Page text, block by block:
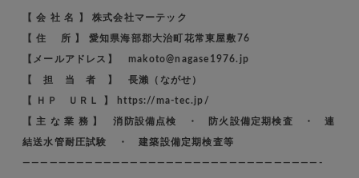
【 会 社 名 】 株式会社マーテック
【 住 所 】 愛知県海部郡大治町花常東屋敷76
【メールアドレス】 makoto@nagase1976.jp
【 担 当 者 】 長瀨（ながせ）
【 ＨＰ ＵＲＬ 】 https://ma-tec.jp/
【 主 な 業 務 】 消防設備点検 ・ 防火設備定期検査 ・ 連
結送水管耐圧試験 ・ 建築設備定期検査等
—————————————————————————————————-